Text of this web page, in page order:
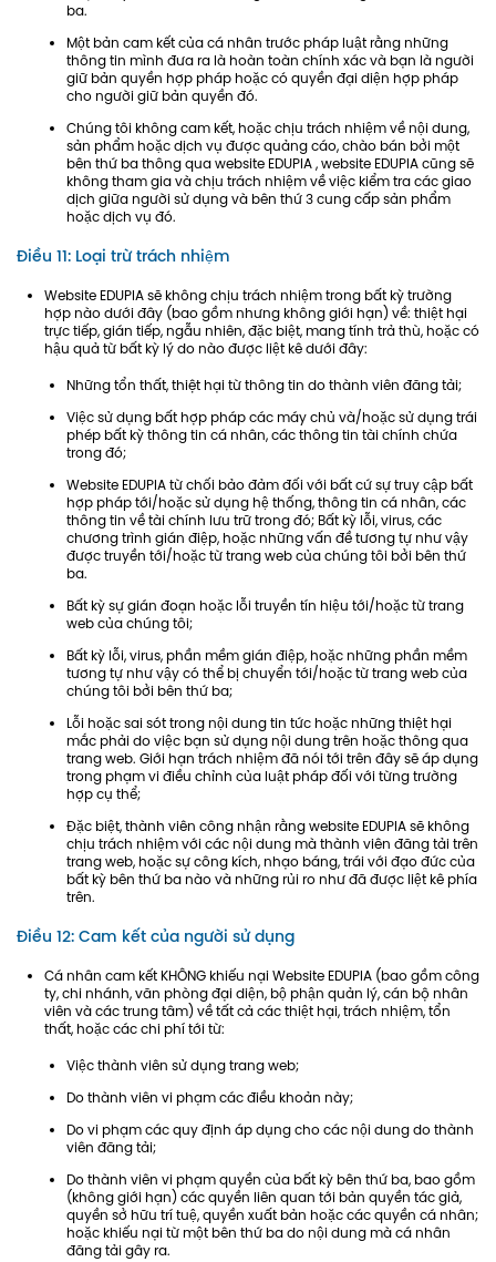
ba.
Một bản cam kết của cá nhân trước pháp luật rằng những
thông tin mình đưa ra là hoàn toàn chính xác và bạn là người
giữ bản quyền hợp pháp hoặc có quyền đại diện hợp pháp
cho người giữ bản quyền đó.
Chúng tôi không cam kết, hoặc chịu trách nhiệm về nội dung,
sản phẩm hoặc dịch vụ được quảng cáo, chào bán bởi một
bên thứ ba thông qua website EDUPIA , website EDUPIA cũng sẽ
không tham gia và chịu trách nhiệm về việc kiểm tra các giao
dịch giữa người sử dụng và bên thứ 3 cung cấp sản phẩm
hoặc dịch vụ đó.
Điều 11: Loại trừ trách nhiệm
Website EDUPIA sẽ không chịu trách nhiệm trong bất kỳ trường
hợp nào dưới đây (bao gồm nhưng không giới hạn) về: thiệt hại
trực tiếp, gián tiếp, ngẫu nhiên, đặc biệt, mang tính trả thù, hoặc có
hậu quả từ bất kỳ lý do nào được liệt kê dưới đây:
Những tổn thất, thiệt hại từ thông tin do thành viên đăng tải;
Việc sử dụng bất hợp pháp các máy chủ và/hoặc sử dụng trái
phép bất kỳ thông tin cá nhân, các thông tin tài chính chứa
trong đó;
Website EDUPIA từ chối bảo đảm đối với bất cứ sự truy cập bất
hợp pháp tới/hoặc sử dụng hệ thống, thông tin cá nhân, các
thông tin về tài chính lưu trữ trong đó; Bất kỳ lỗi, virus, các
chương trình gián điệp, hoặc những vấn đề tương tự như vậy
được truyền tới/hoặc từ trang web của chúng tôi bởi bên thứ
ba.
Bất kỳ sự gián đoạn hoặc lỗi truyền tín hiệu tới/hoặc từ trang
web của chúng tôi;
Bất kỳ lỗi, virus, phần mềm gián điệp, hoặc những phần mềm
tương tự như vậy có thể bị chuyển tới/hoặc từ trang web của
chúng tôi bởi bên thứ ba;
Lỗi hoặc sai sót trong nội dung tin tức hoặc những thiệt hại
mắc phải do việc bạn sử dụng nội dung trên hoặc thông qua
trang web. Giới hạn trách nhiệm đã nói tới trên đây sẽ áp dụng
trong phạm vi điều chỉnh của luật pháp đối với từng trường
hợp cụ thể;
Đặc biệt, thành viên công nhận rằng website EDUPIA sẽ không
chịu trách nhiệm với các nội dung mà thành viên đăng tải trên
trang web, hoặc sự công kích, nhạo báng, trái với đạo đức của
bất kỳ bên thứ ba nào và những rủi ro như đã được liệt kê phía
trên.
Điều 12: Cam kết của người sử dụng
Cá nhân cam kết KHÔNG khiếu nại Website EDUPIA (bao gồm công
ty, chi nhánh, văn phòng đại diện, bộ phận quản lý, cán bộ nhân
viên và các trung tâm) về tất cả các thiệt hại, trách nhiệm, tổn
thất, hoặc các chi phí tới từ:
Việc thành viên sử dụng trang web;
Do thành viên vi phạm các điều khoản này;
Do vi phạm các quy định áp dụng cho các nội dung do thành
viên đăng tải;
Do thành viên vi phạm quyền của bất kỳ bên thứ ba, bao gồm
(không giới hạn) các quyền liên quan tới bản quyền tác giả,
quyền sở hữu trí tuệ, quyền xuất bản hoặc các quyền cá nhân;
hoặc khiếu nại từ một bên thứ ba do nội dung mà cá nhân
đăng tải gây ra.